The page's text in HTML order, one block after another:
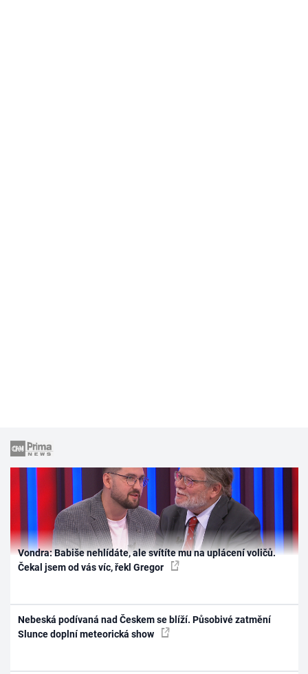
Vondra: Babiše nehlídáte, ale svítíte mu na uplácení voličů.
Čekal jsem od vás víc, řekl Gregor
Nebeská podívaná nad Českem se blíží. Působivé zatmění
Slunce doplní meteorická show